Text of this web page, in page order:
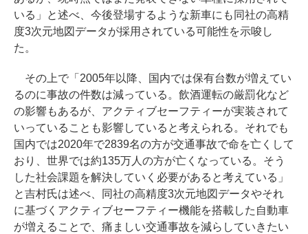
いる」と述べ、今後登場するような新車にも同社の高精
度3次元地図データが採用されている可能性を示唆し
た。
その上で「2005年以降、国内では保有台数が増えてい
るのに事故の件数は減っている。飲酒運転の厳罰化など
の影響もあるが、アクティブセーフティーが実装されて
いっていることも影響していると考えられる。それでも
国内では2020年で2839名の方が交通事故で命を亡くして
おり、世界では約135万人の方が亡くなっている。そう
した社会課題を解決していく必要があると考えている」
と吉村氏は述べ、同社の高精度3次元地図データやそれ
に基づくアクティブセーフティー機能を搭載した自動車
が増えることで、痛ましい交通事故を減らしていきたい